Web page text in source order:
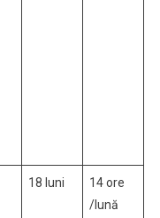
18 luni
14 ore
/lună